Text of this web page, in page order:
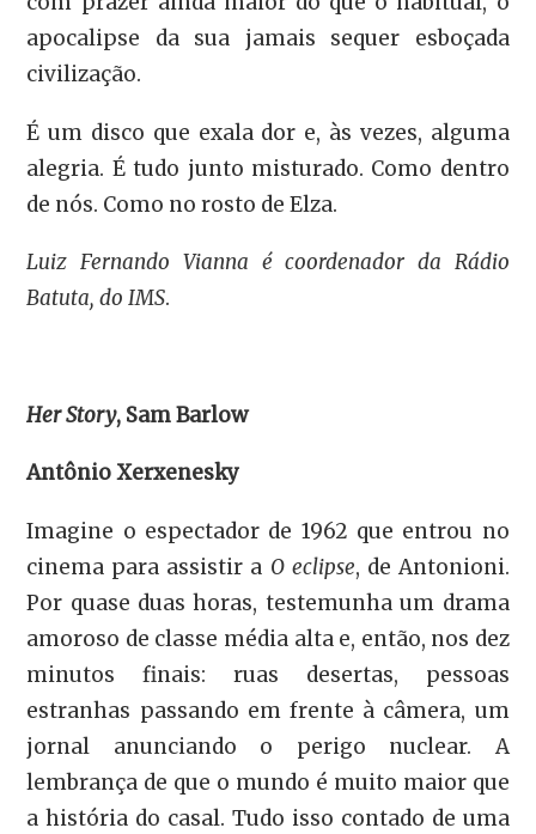
apocalipse da sua jamais sequer esboçada
civilização.
É um disco que exala dor e, às vezes, alguma
alegria. É tudo junto misturado. Como dentro
de nós. Como no rosto de Elza.
Luiz Fernando Vianna é coordenador da Rádio
Batuta, do IMS.
Her Story, Sam Barlow
Antônio Xerxenesky
Imagine o espectador de 1962 que entrou no
cinema para assistir a O eclipse, de Antonioni.
Por quase duas horas, testemunha um drama
amoroso de classe média alta e, então, nos dez
minutos finais: ruas desertas, pessoas
estranhas passando em frente à câmera, um
jornal anunciando o perigo nuclear. A
lembrança de que o mundo é muito maior que
a história do casal. Tudo isso contado de uma